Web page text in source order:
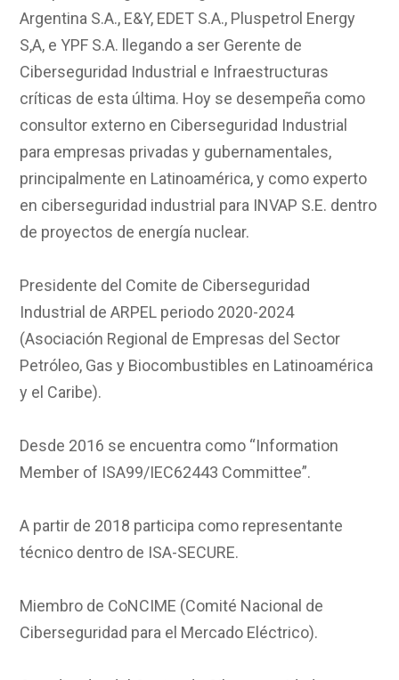
Argentina S.A., E&Y, EDET S.A., Pluspetrol Energy
S,A, e YPF S.A. llegando a ser Gerente de
Ciberseguridad Industrial e Infraestructuras
críticas de esta última. Hoy se desempeña como
consultor externo en Ciberseguridad Industrial
para empresas privadas y gubernamentales,
principalmente en Latinoamérica, y como experto
en ciberseguridad industrial para INVAP S.E. dentro
de proyectos de energía nuclear.
Presidente del Comite de Ciberseguridad
Industrial de ARPEL periodo 2020-2024
(Asociación Regional de Empresas del Sector
Petróleo, Gas y Biocombustibles en Latinoamérica
y el Caribe).
Desde 2016 se encuentra como “Information
Member of ISA99/IEC62443 Committee”.
A partir de 2018 participa como representante
técnico dentro de ISA-SECURE.
Miembro de CoNCIME (Comité Nacional de
Ciberseguridad para el Mercado Eléctrico).